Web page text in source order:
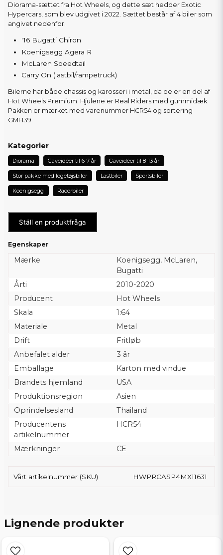
Diorama-sættet fra Hot Wheels, og dette sæt hedder Exotic
Hypercars, som blev udgivet i 2022. Sættet består af 4 biler som
angivet nedenfor.
'16 Bugatti Chiron
Koenigsegg Agera R
McLaren Speedtail
Carry On (lastbil/rampetruck)
Bilerne har både chassis og karosseri i metal, da de er en del af
Hot Wheels Premium. Hjulene er Real Riders med gummidæk.
Pakken er mærket med varenummer HCR54 og sortering
GMH39.
Kategorier
Diorama Gaveidéer til 6-7 år Gaveidéer til 8-13 år
Stor pakke med legetøjsbiler Lastbiler Sportsbiler
Koenigsegg Racerbiler
Ställ en produktfråga
Egenskaper
Mærke
Koenigsegg, McLaren,
Bugatti
Årti
2010-2020
Producent
Hot Wheels
Skala
1:64
Materiale
Metal
Drift
Fritløb
Anbefalet alder
3 år
Emballage
Karton med vindue
Brandets hjemland
USA
Produktionsregion
Asien
Oprindelsesland
Thailand
Producentens
artikelnummer
HCR54
Mærkninger CE
Vårt artikelnummer (SKU) HWPRCASP4MX11631
Lignende produkter